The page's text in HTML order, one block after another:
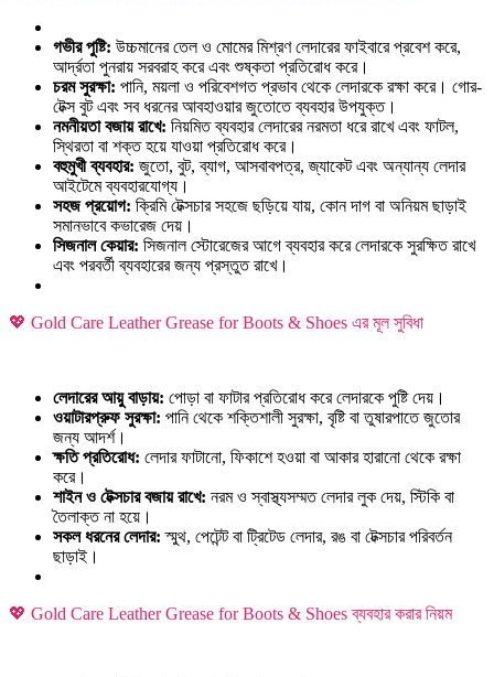
গভীর পুষ্টি: উচ্চমানের তেল ও মোমের মিশ্রণ লেদারের ফাইবারে প্রবেশ করে,
আর্দ্রতা পুনরায় সরবরাহ করে এবং শুষ্কতা প্রতিরোধ করে।
চরম সুরক্ষা: পানি, ময়লা ও পরিবেশগত প্রভাব থেকে লেদারকে রক্ষা করে। গোর-
টেক্স বুট এবং সব ধরনের আবহাওয়ার জুতোতে ব্যবহার উপযুক্ত।
নমনীয়তা বজায় রাখে: নিয়মিত ব্যবহার লেদারের নরমতা ধরে রাখে এবং ফাটল,
স্থিরতা বা শক্ত হয়ে যাওয়া প্রতিরোধ করে।
বহুমুখী ব্যবহার: জুতো, বুট, ব্যাগ, আসবাবপত্র, জ্যাকেট এবং অন্যান্য লেদার
আইটেমে ব্যবহারযোগ্য।
সহজ প্রয়োগ: ক্রিমি টেক্সচার সহজে ছড়িয়ে যায়, কোন দাগ বা অনিয়ম ছাড়াই
সমানভাবে কভারেজ দেয়।
সিজনাল কেয়ার: সিজনাল স্টোরেজের আগে ব্যবহার করে লেদারকে সুরক্ষিত রাখে
এবং পরবর্তী ব্যবহারের জন্য প্রস্তুত রাখে।
💖 Gold Care Leather Grease for Boots & Shoes এর মূল সুবিধা
লেদারের আয়ু বাড়ায়: পোড়া বা ফাটার প্রতিরোধ করে লেদারকে পুষ্টি দেয়।
ওয়াটারপ্রুফ সুরক্ষা: পানি থেকে শক্তিশালী সুরক্ষা, বৃষ্টি বা তুষারপাতে জুতোর
জন্য আদর্শ।
ক্ষতি প্রতিরোধ: লেদার ফাটানো, ফিকাশে হওয়া বা আকার হারানো থেকে রক্ষা
করে।
শাইন ও টেক্সচার বজায় রাখে: নরম ও স্বাস্থ্যসম্মত লেদার লুক দেয়, স্টিকি বা
তৈলাক্ত না হয়ে।
সকল ধরনের লেদার:স্মুথ, পেটেন্ট বা ট্রিটেড লেদার, রঙ বা টেক্সচার পরিবর্তন
ছাড়াই।
💖 Gold Care Leather Grease for Boots & Shoes ব্যবহার করার নিয়ম